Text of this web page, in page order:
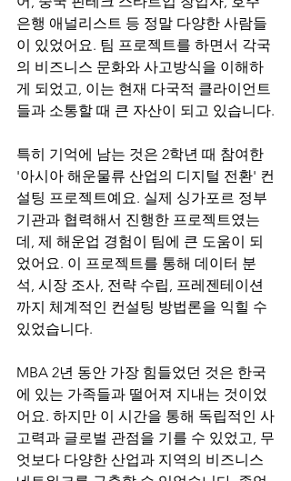
은행 애널리스트 등 정말 다양한 사람들
이 있었어요. 팀 프로젝트를 하면서 각국
의 비즈니스 문화와 사고방식을 이해하
게 되었고, 이는 현재 다국적 클라이언트
들과 소통할 때 큰 자산이 되고 있습니다.
특히 기억에 남는 것은 2학년 때 참여한
'아시아 해운물류 산업의 디지털 전환' 컨
설팅 프로젝트예요. 실제 싱가포르 정부
기관과 협력해서 진행한 프로젝트였는
데, 제 해운업 경험이 팀에 큰 도움이 되
었어요. 이 프로젝트를 통해 데이터 분
석, 시장 조사, 전략 수립, 프레젠테이션
까지 체계적인 컨설팅 방법론을 익힐 수
있었습니다.
MBA 2년 동안 가장 힘들었던 것은 한국
에 있는 가족들과 떨어져 지내는 것이었
어요. 하지만 이 시간을 통해 독립적인 사
고력과 글로벌 관점을 기를 수 있었고, 무
엇보다 다양한 산업과 지역의 비즈니스